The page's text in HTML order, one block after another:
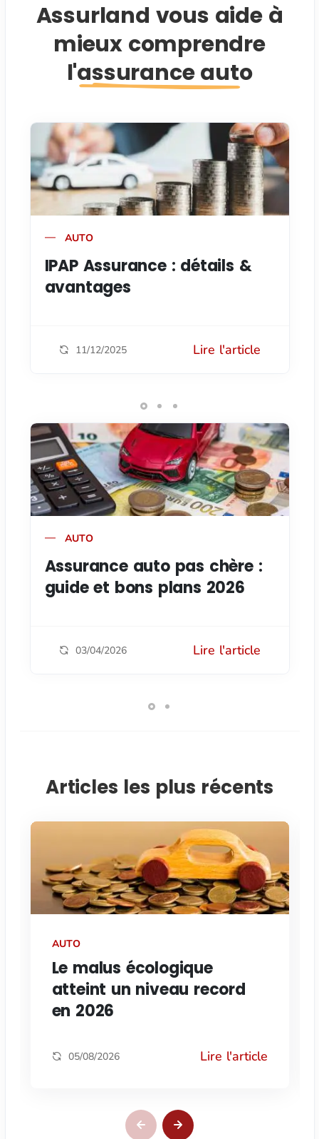
Assurland vous aide à
mieux comprendre
l'assurance auto
AUTO
IPAP Assurance : détails &
avantages
11/12/2025 Lire l'article
AUTO
Assurance auto pas chère :
guide et bons plans 2026
03/04/2026 Lire l'article
Articles les plus récents
AUTO
Le malus écologique
atteint un niveau record
en 2026
05/08/2026 Lire l'article